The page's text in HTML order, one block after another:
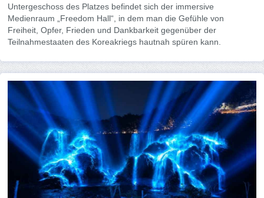
Untergeschoss des Platzes befindet sich der immersive
Medienraum „Freedom Hall“, in dem man die Gefühle von
Freiheit, Opfer, Frieden und Dankbarkeit gegenüber der
Teilnahmestaaten des Koreakriegs hautnah spüren kann.